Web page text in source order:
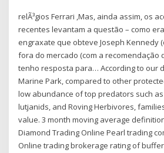
relÃ³gios Ferrari ,Mas, ainda assim, os
recentes levantam a questão – como
engraxate que obteve Joseph Kennedy
fora do mercado (com a recomendação
tenho resposta para… According to our
Marine Park, compared to other
low abundance of top predators such
lutjanids, and Roving Herbivores,
value. 3 month moving average
Diamond Trading Online Pearl trading
Online trading brokerage rating of